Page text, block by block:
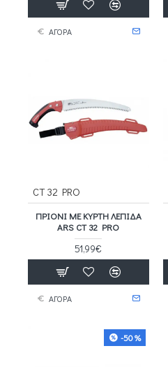
ΑΓΟΡΑ
CT 32 PRO
ΠΡΙΌΝΙ ΜΕ ΚΥΡΤΉ ΛΕΠΊΔΑ
ARS CT 32 PRO
51,99€
ΑΓΟΡΑ
-50 %